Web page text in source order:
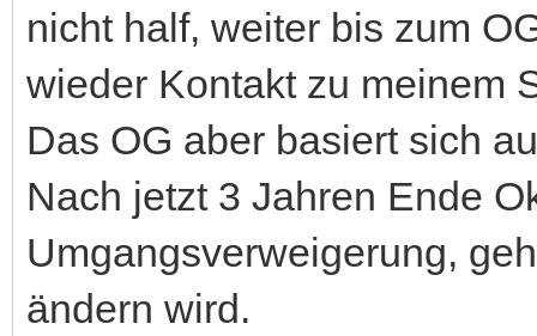
nicht half, weiter bis zum
wieder Kontakt zu meinem
Das OG aber basiert sich
Nach jetzt 3 Jahren Ende
Umgangsverweigerung,
ändern wird.